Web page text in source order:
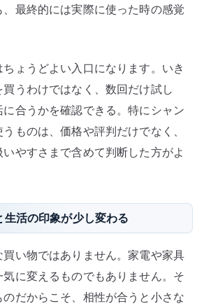
最終的には実際に使った時の感覚
ょうどよい入口になります。いき
うわけではなく、数回だけ試し
合うかを確認できる。特にシャン
ものは、価格や評判だけでなく、
やすさまで含めて判断した方がよ
生活の印象が少し変わる
い物ではありません。家電や家具
に変えるものでもありません。そ
だからこそ、相性が合うと小さな